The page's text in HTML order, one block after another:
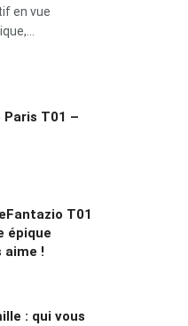
en vue
Paris T01 –
T01
épique
aime !
: qui vous